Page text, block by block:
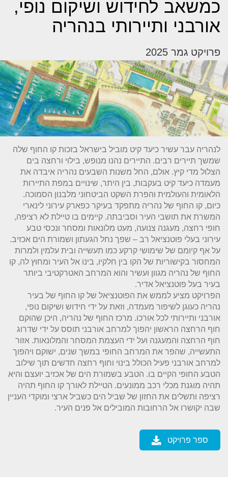
כמשאב לחידוש ושיקום נופי,
אורבני ותיירותי בנהריה
פרויקט גמר 2025
לנהריה עבר עשיר כיעד קיט מוביל בישראל בזכות קו החוף שלה
שמשך תיירים רבים. התיירים נהנו מנופש, בילוי ורחצה בים
הצלול מדי קיץ. אולם, החל משנות השבעים נהריה איבדה את
מעמדה כיעד קיט בעקבות, בין היתר, שינויים במפת התיירות
הלאומית והעולמית והפרת השקט הביטחוני מלבנון הסמוכה.
כיום, קו החוף של נהריה מתפקד בעיקר כפארק עירוני לינארי
המשרת את תושבי העיר וסביבתה. קיימים בו טיילת לא רציפה,
חופי רחצה, מעגנה צנועה, מעט מלונאות ומסחר ונכסי טבע
עירוני בעלי פוטנציאל רב – שפך נחל הגעתון ושמורת הים אכזיב.
על אף קיומם של שימושי קרקע כמו תעשייה ובית עלמין ולמרות
המחסור בקישוריות של הקו בין חלקיו, בינו אל העיר ומחוץ לה, קו
החוף של נהריה מגוון ועשיר והוא המרחב האטרקטיבי ביותר
בעיר בעל פוטנציאל אדיר.
הפרויקט מציע לממש את הפוטנציאל של קו החוף של בעיר
נהריה כעוגן לשיפור מעמדה, וזאת על ידי חידוש ושיקום נופי,
אורבני ותיירותי לכל אורכו. מרכז החוף של נהריה, היכן שהוקם
חוף הרחצה הראשון יהפוך למרחב אורבני תוסס על ידי שדרוג
חוף הרחצה והמעגנה ועל ידי העצמת המסחר והמלונאות. אזור
התעשייה, שהפר את המרחב החופי במשך שנים, ישוקם ויהפוך
למרחב אורבני פעיל הכולל בינוי וחוף רחצה חדשים תוך שילוב
הטבע החופי הקיים בו. הטבע בשמורת הים של אכזיב יועצם והיא
תהיה מוגנת מכלי רכב ממונעים. הטיילת לאורך קו החוף תהיה
רציפה ותשלים את החזון של שביל הים כשביל ארצי ומוקדי העניין
שבה יקושרו אל הרחובות המובילים אל פנים העיר.
ספר פרויקט